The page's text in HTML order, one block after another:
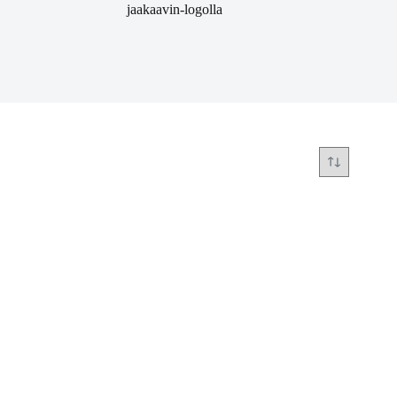
jaakaavin-logolla